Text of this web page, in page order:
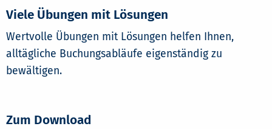
Viele Übungen mit Lösungen
Wertvolle Übungen mit Lösungen helfen Ihnen,
alltägliche Buchungsabläufe eigenständig zu
bewältigen.
Zum Download